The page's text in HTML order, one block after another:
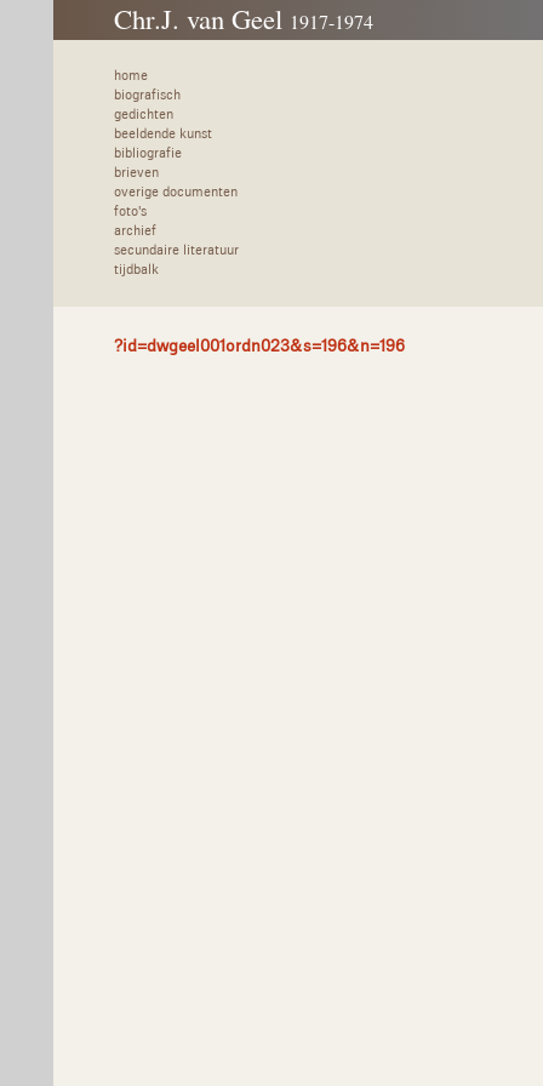
Chr.J. van Geel 1917-1974
home
biografisch
gedichten
beeldende kunst
bibliografie
brieven
overige documenten
foto's
archief
secundaire literatuur
tijdbalk
?id=dwgeel001ordn023&s=196&n=196